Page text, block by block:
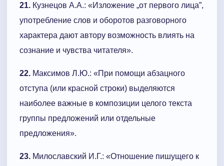
21. Кузнецов А.А.: «Изложение „от первого лица”,
употребление слов и оборотов разговорного
характера дают автору возможность влиять на
сознание и чувства читателя».
22. Максимов Л.Ю.: «При помощи абзацного
отступа (или красной строки) выделяются
наиболее важные в композиции целого текста
группы предложений или отдельные
предложения».
23. Милославский И.Г.: «Отношение пишущего к